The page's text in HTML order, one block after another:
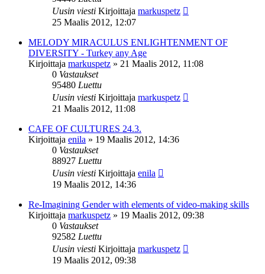
Uusin viesti Kirjoittaja markuspetz
25 Maalis 2012, 12:07
MELODY MIRACULUS ENLIGHTENMENT OF
DIVERSITY - Turkey any Age
Kirjoittaja markuspetz » 21 Maalis 2012, 11:08
0 Vastaukset
95480 Luettu
Uusin viesti Kirjoittaja markuspetz
21 Maalis 2012, 11:08
CAFE OF CULTURES 24.3.
Kirjoittaja enila » 19 Maalis 2012, 14:36
0 Vastaukset
88927 Luettu
Uusin viesti Kirjoittaja enila
19 Maalis 2012, 14:36
Re-Imagining Gender with elements of video-making skills
Kirjoittaja markuspetz » 19 Maalis 2012, 09:38
0 Vastaukset
92582 Luettu
Uusin viesti Kirjoittaja markuspetz
19 Maalis 2012, 09:38